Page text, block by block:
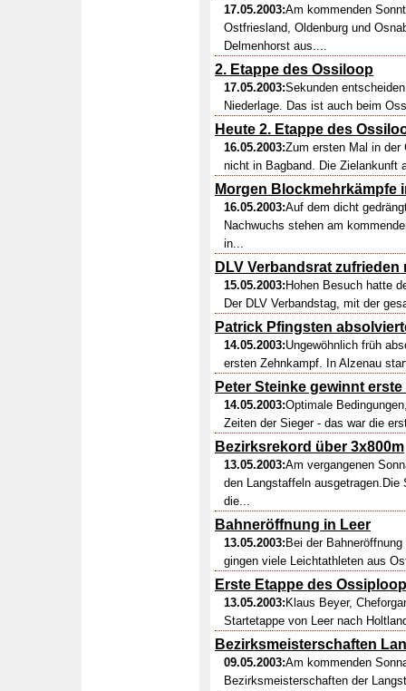
17.05.2003:Am kommenden
Ostfriesland, Oldenburg und
Delmenhorst aus....
2. Etappe des Ossiloop
17.05.2003:Sekunden
Niederlage. Das ist auch beim
Heute 2. Etappe des
16.05.2003:Zum ersten Mal in der
nicht in Bagband. Die Zielankunft
Morgen Blockmehrkämpfe
16.05.2003:Auf dem dicht
Nachwuchs stehen am
in...
DLV Verbandsrat
15.05.2003: Hohen Besuch hatte
Der DLV Verbandstag, mit der
Patrick Pfingsten
14.05.2003:Ungewöhnlich früh
ersten Zehnkampf. In Alzenau
Peter Steinke gewinnt
14.05.2003:Optimale
Zeiten der Sieger - das war die
Bezirksrekord über 3x800m
13.05.2003:Am vergangenen
den Langstaffeln
die...
Bahneröffnung in Leer
13.05.2003: Bei der
gingen viele Leichtathleten aus
Erste Etappe des
13.05.2003: Klaus Beyer,
Startetappe von Leer nach
Bezirksmeisterschaften
09.05.2003:Am kommenden
Bezirksmeisterschaften der